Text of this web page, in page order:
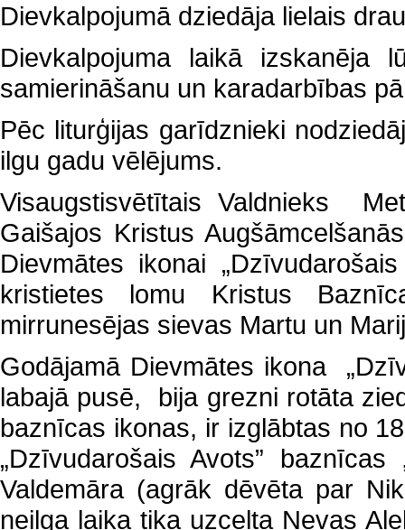
Dievkalpojumā dziedāja lielais
Dievkalpojuma laikā izskanēja
samierināšanu un karadarbības
Pēc liturģijas garīdznieki
ilgu gadu vēlējums.
Visaugstisvētītais Valdnieks
Gaišajos Kristus
Dievmātes ikonai
kristietes lomu Kristus
mirrunesējas sievas Martu un
Godājamā Dievmātes ikona
labajā pusē, bija grezni rotāta
baznīcas ikonas, ir izglābtas no
„Dzīvudarošais Avots”
Valdemāra (agrāk dēvēta par
neilga laika tika uzcelta Ņevas